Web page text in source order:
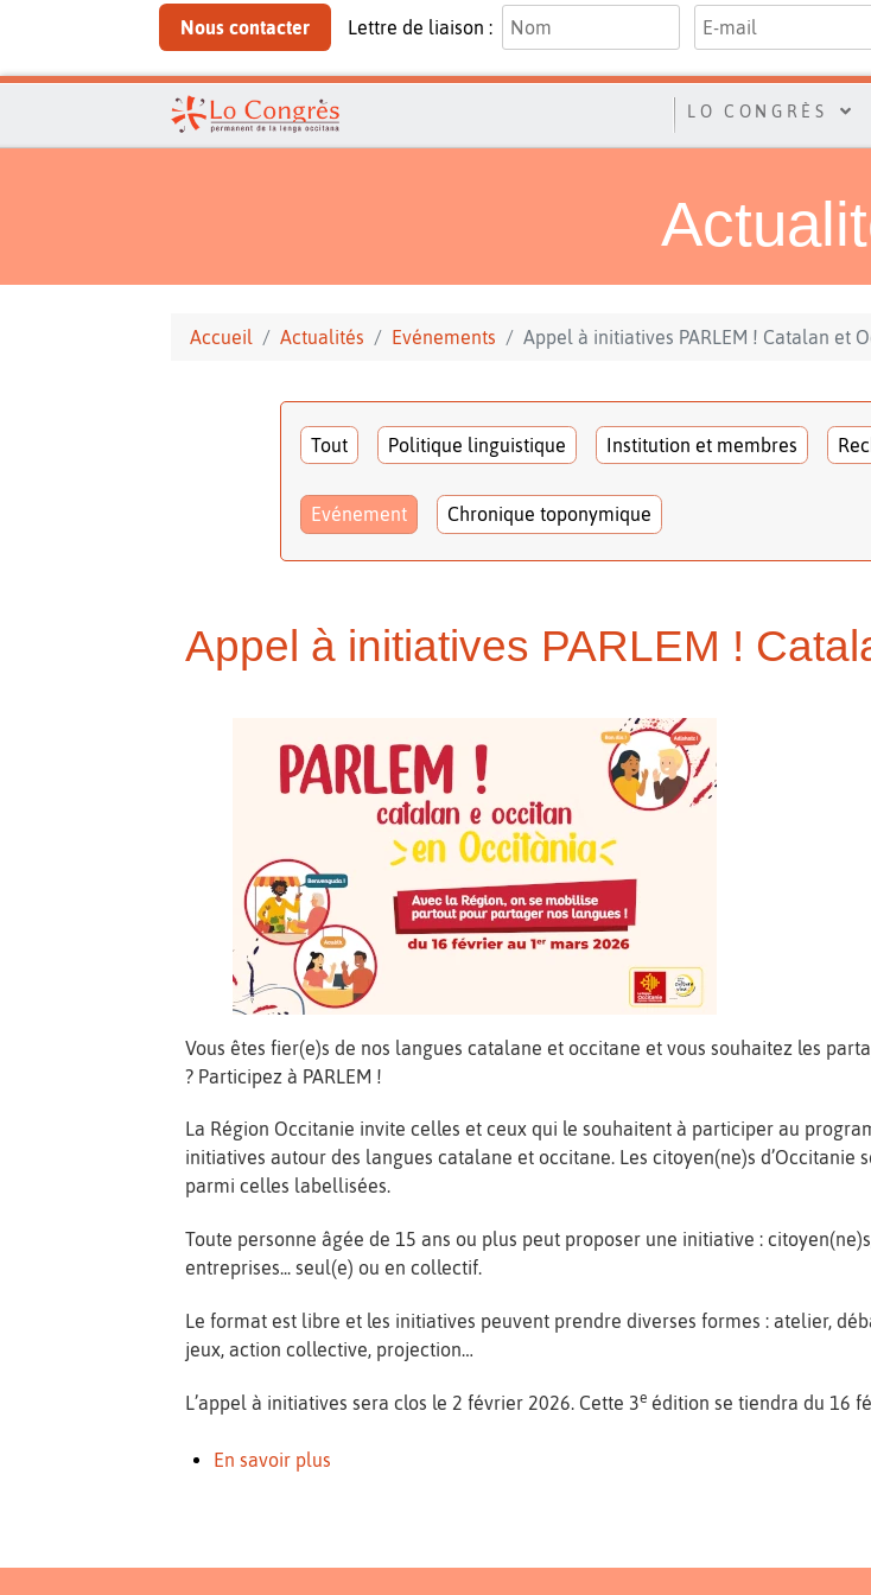
Nous contacter Lettre de liaison :
LO CONGRÈS
Accueil Actualités Evénements Appel à initiatives PARLEM ! Catalan et
Tout Politique linguistique Institution et membres
Evénement Chronique toponymique
Appel à initiatives PARLEM !
Vous êtes fier(e)s de nos langues catalane et occitane et vous souhaitez les
? Participez à PARLEM !
La Région Occitanie invite celles et ceux qui le souhaitent à participer au
initiatives autour des langues catalane et occitane. Les citoyen(ne)s d’Occitanie
parmi celles labellisées.
Toute personne âgée de 15 ans ou plus peut proposer une initiative :
entreprises... seul(e) ou en collectif.
Le format est libre et les initiatives peuvent prendre diverses formes : atelier,
jeux, action collective, projection…
L’appel à initiatives sera clos le 2 février 2026. Cette 3e édition se tiendra du 16
En savoir plus